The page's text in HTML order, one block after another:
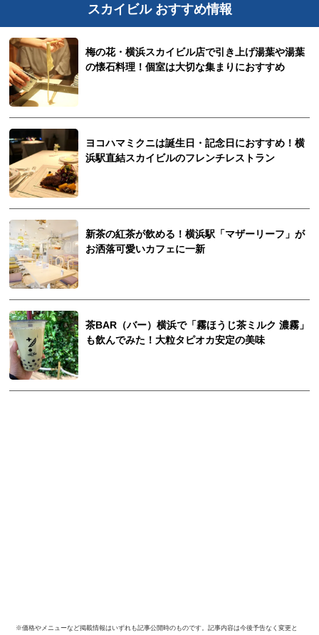
スカイビル おすすめ情報
梅の花・横浜スカイビル店で引き上げ湯葉や湯葉
の懐石料理！個室は大切な集まりにおすすめ
ヨコハマミクニは誕生日・記念日におすすめ！横
浜駅直結スカイビルのフレンチレストラン
新茶の紅茶が飲める！横浜駅「マザーリーフ」が
お洒落可愛いカフェに一新
茶BAR（バー）横浜で「霧ほうじ茶ミルク 濃霧」
も飲んでみた！大粒タピオカ安定の美味
※価格やメニューなど掲載情報はいずれも記事公開時のものです。記事内容は今後予告なく変更と